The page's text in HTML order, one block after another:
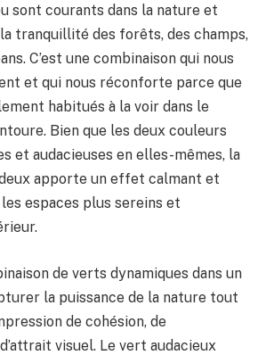
sont courants dans la nature et
tranquillité des forêts, des champs,
C’est une combinaison qui nous
et qui nous réconforte parce que
habitués à la voir dans le
Bien que les deux couleurs
et audacieuses en elles-mêmes, la
apporte un effet calmant et
espaces plus sereins et
de verts dynamiques dans un
la puissance de la nature tout
de cohésion, de
visuel. Le vert audacieux